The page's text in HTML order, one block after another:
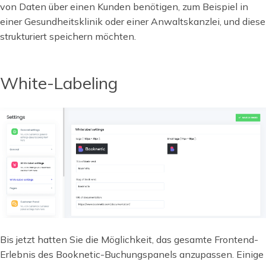
von Daten über einen Kunden benötigen, zum Beispiel in
einer Gesundheitsklinik oder einer Anwaltskanzlei, und diese
strukturiert speichern möchten.
White-Labeling
Bis jetzt hatten Sie die Möglichkeit, das gesamte Frontend-
Erlebnis des Booknetic-Buchungspanels anzupassen. Einige